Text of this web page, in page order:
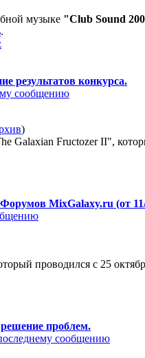
музыке "Club Sound
.
результатов конкурса.
)
Galaxian Fructozer II",
MixGalaxy.ru (от
проводился с 25
проблем.